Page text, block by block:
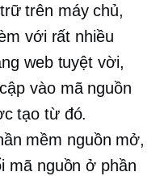
trên máy chủ,
với rất nhiều
web tuyệt vời,
vào mã nguồn
tạo từ đó.
mềm nguồn mở,
mã nguồn ở phần